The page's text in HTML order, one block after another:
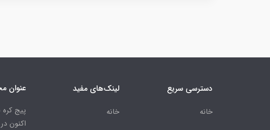
دسترسی سریع
خانه
لینک‌های مفید
خانه
عنوان